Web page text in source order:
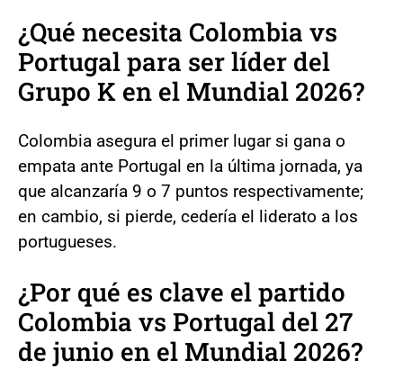
¿Qué necesita Colombia vs
Portugal para ser líder del
Grupo K en el Mundial 2026?
Colombia asegura el primer lugar si gana o
empata ante Portugal en la última jornada, ya
que alcanzaría 9 o 7 puntos respectivamente;
en cambio, si pierde, cedería el liderato a los
portugueses.
¿Por qué es clave el partido
Colombia vs Portugal del 27
de junio en el Mundial 2026?